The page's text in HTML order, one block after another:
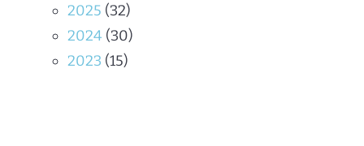
2025 (32)
2024 (30)
2023 (15)